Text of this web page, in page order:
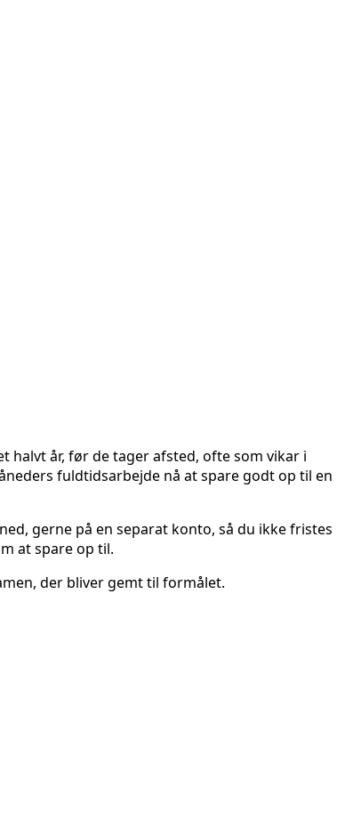
halvt år, før de tager afsted, ofte som vikar i
fuldtidsarbejde nå at spare godt op til en
gerne på en separat konto, så du ikke fristes
at spare op til.
der bliver gemt til formålet.